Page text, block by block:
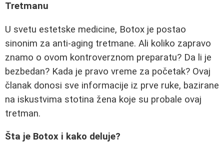
Tretmanu
U svetu estetske medicine, Botox je postao
sinonim za anti-aging tretmane. Ali koliko zapravo
znamo o ovom kontroverznom preparatu? Da li je
bezbedan? Kada je pravo vreme za početak? Ovaj
članak donosi sve informacije iz prve ruke, bazirane
na iskustvima stotina žena koje su probale ovaj
tretman.
Šta je Botox i kako deluje?